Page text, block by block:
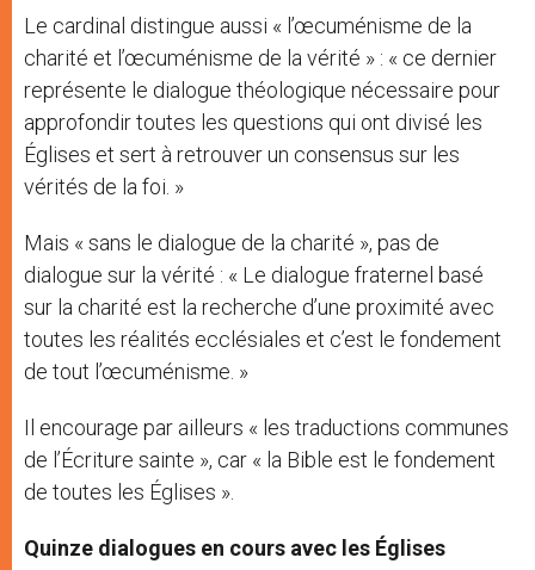
Le cardinal distingue aussi « l’œcuménisme de la
charité et l’œcuménisme de la vérité » : « ce dernier
représente le dialogue théologique nécessaire pour
approfondir toutes les questions qui ont divisé les
Églises et sert à retrouver un consensus sur les
vérités de la foi. »
Mais « sans le dialogue de la charité », pas de
dialogue sur la vérité : « Le dialogue fraternel basé
sur la charité est la recherche d’une proximité avec
toutes les réalités ecclésiales et c’est le fondement
de tout l’œcuménisme. »
Il encourage par ailleurs « les traductions communes
de l’Écriture sainte », car « la Bible est le fondement
de toutes les Églises ».
Quinze dialogues en cours avec les Églises